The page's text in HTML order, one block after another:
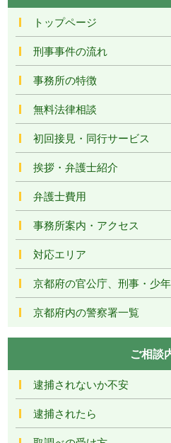
トップページ
刑事事件の流れ
事務所の特徴
無料法律相談
初回接見・同行サービス
挨拶・弁護士紹介
弁護士費用
事務所案内・アクセス
対応エリア
京都府の官公庁、刑事・少
京都府内の警察署一覧
ご相談
逮捕されないか不安
逮捕されたら